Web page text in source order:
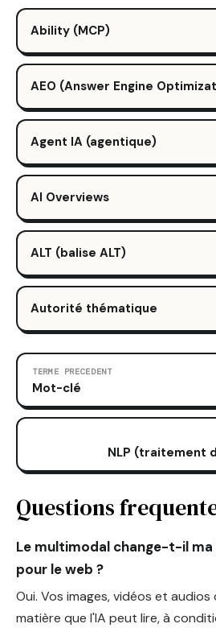
Ability (MCP)
AEO (Answer Engine
Agent IA (agentique)
AI Overviews
ALT (balise ALT)
Autorité thématique
TERME PRECEDENT
Mot-clé
NLP (traitement
Questions
Le multimodal change-t-il
pour le web ?
Oui. Vos images, vidéos et
matière que l'IA peut lire, à